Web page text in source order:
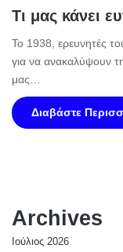
Τι μας κάνει
Το 1938, ερευνητές
για να ανακαλύψουν
μας…
Διαβάστε
Archives
Ιούλιος 2026